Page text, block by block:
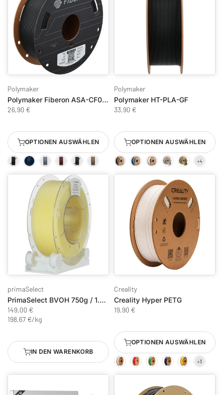
Polymaker
Polymaker Fiberon ASA-CF08 500g
26,90 €
OPTIONEN AUSWÄHLEN
Polymaker
Polymaker HT-PLA-GF
33,90 €
OPTIONEN AUSWÄHLEN
primaSelect
PrimaSelect BVOH 750g / 1.75mm
149,00 €
198,67 €/kg
IN DEN WARENKORB
Creality
Creality Hyper PETG
19,90 €
OPTIONEN AUSWÄHLEN